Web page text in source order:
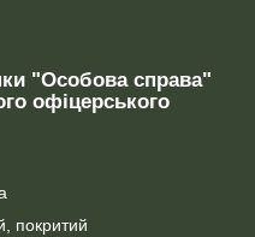
"Особова справа"
офіцерського
покритий